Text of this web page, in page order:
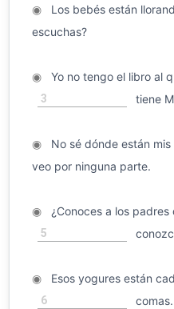
◉Los bebés están
escuchas?
◉Yo no tengo el libro al
3 tiene
◉No sé dónde están mis
veo por ninguna parte.
◉¿Conoces a los padres
5
◉Esos yogures están
6 comas.